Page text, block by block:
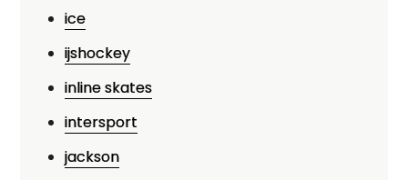
ice
ijshockey
inline skates
intersport
jackson